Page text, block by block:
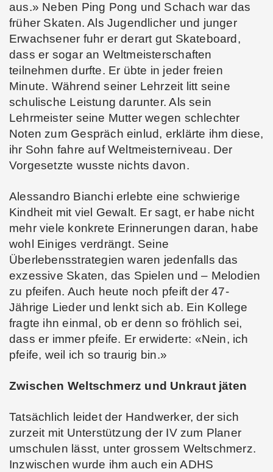
aus.» Neben Ping Pong und Schach war das
früher Skaten. Als Jugendlicher und junger
Erwachsener fuhr er derart gut Skateboard,
dass er sogar an Weltmeisterschaften
teilnehmen durfte. Er übte in jeder freien
Minute. Während seiner Lehrzeit litt seine
schulische Leistung darunter. Als sein
Lehrmeister seine Mutter wegen schlechter
Noten zum Gespräch einlud, erklärte ihm diese,
ihr Sohn fahre auf Weltmeisterniveau. Der
Vorgesetzte wusste nichts davon.
Alessandro Bianchi erlebte eine schwierige
Kindheit mit viel Gewalt. Er sagt, er habe nicht
mehr viele konkrete Erinnerungen daran, habe
wohl Einiges verdrängt. Seine
Überlebensstrategien waren jedenfalls das
exzessive Skaten, das Spielen und – Melodien
zu pfeifen. Auch heute noch pfeift der 47-
Jährige Lieder und lenkt sich ab. Ein Kollege
fragte ihn einmal, ob er denn so fröhlich sei,
dass er immer pfeife. Er erwiderte: «Nein, ich
pfeife, weil ich so traurig bin.»
Zwischen Weltschmerz und Unkraut jäten
Tatsächlich leidet der Handwerker, der sich
zurzeit mit Unterstützung der IV zum Planer
umschulen lässt, unter grossem Weltschmerz.
Inzwischen wurde ihm auch ein ADHS